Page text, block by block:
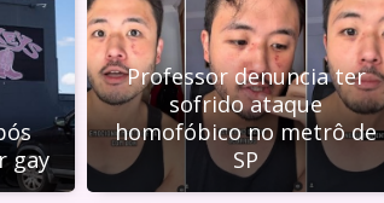
gay
Professor denuncia ter
sofrido ataque
homofóbico no metrô de
SP